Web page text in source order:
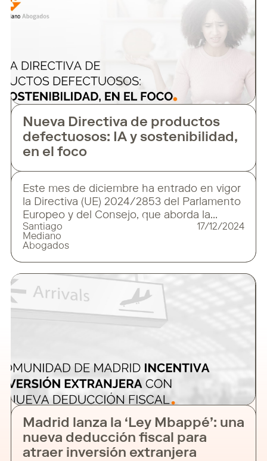
Nueva Directiva de productos
defectuosos: IA y sostenibilidad,
en el foco
Este mes de diciembre ha entrado en vigor
la Directiva (UE) 2024/2853 del Parlamento
Europeo y del Consejo, que aborda la
responsabilidad por daños causados por
productos defectuosos. Esta nueva
Estados miembros antes del 9 de
diciembre de 2026 y tiene como objetivo
actualizar
Santiago
Mediano
Abogados
17/12/2024
Madrid lanza la ‘Ley Mbappé’: una
nueva deducción fiscal para
atraer inversión extranjera